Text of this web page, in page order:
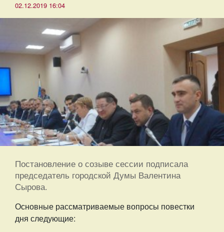
02.12.2019 16:04
Постановление о созыве сессии подписала
председатель городской Думы Валентина
Сырова.
Основные рассматриваемые вопросы повестки
дня следующие: